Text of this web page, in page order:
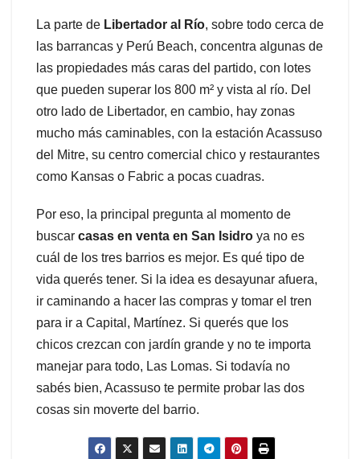
La parte de Libertador al Río, sobre todo cerca de
las barrancas y Perú Beach, concentra algunas de
las propiedades más caras del partido, con lotes
que pueden superar los 800 m² y vista al río. Del
otro lado de Libertador, en cambio, hay zonas
mucho más caminables, con la estación Acassuso
del Mitre, su centro comercial chico y restaurantes
como Kansas o Fabric a pocas cuadras.
Por eso, la principal pregunta al momento de
buscar casas en venta en San Isidro ya no es
cuál de los tres barrios es mejor. Es qué tipo de
vida querés tener. Si la idea es desayunar afuera,
ir caminando a hacer las compras y tomar el tren
para ir a Capital, Martínez. Si querés que los
chicos crezcan con jardín grande y no te importa
manejar para todo, Las Lomas. Si todavía no
sabés bien, Acassuso te permite probar las dos
cosas sin moverte del barrio.